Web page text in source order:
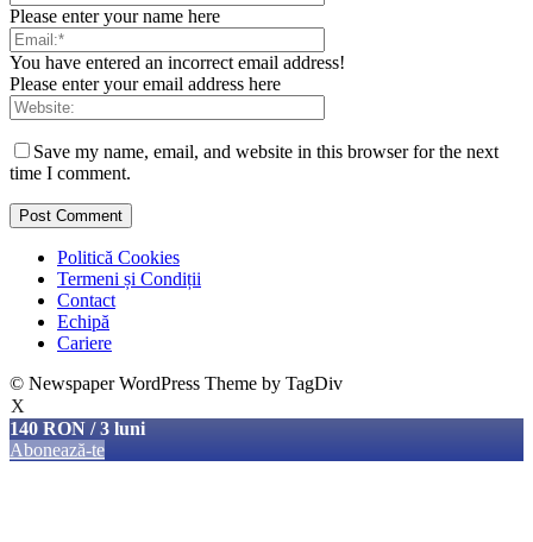
Please enter your name here
You have entered an incorrect email address!
Please enter your email address here
Save my name, email, and website in this browser for the next
time I comment.
Politică Cookies
Termeni și Condiții
Contact
Echipă
Cariere
© Newspaper WordPress Theme by TagDiv
X
140 RON / 3 luni
Abonează-te